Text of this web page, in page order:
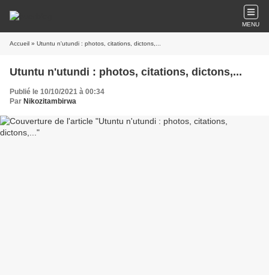
MENU
Accueil » Utuntu n'utundi : photos, citations, dictons,...
Utuntu n'utundi : photos, citations, dictons,...
Publié le 10/10/2021 à 00:34
Par Nikozitambirwa